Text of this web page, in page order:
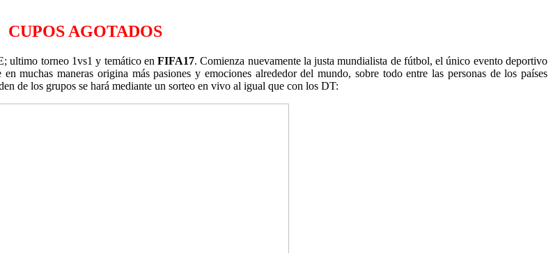
CUPOS AGOTADOS
ultimo torneo 1vs1 y temático enFIFA17. Comienza nuevamente la justa mundialista de fútbol, el único evento deportivo
muchas maneras origina más pasiones y emociones alrededor del mundo, sobre todo entre las personas de los países
de los grupos se hará mediante un sorteo en vivo al igual que con los DT: